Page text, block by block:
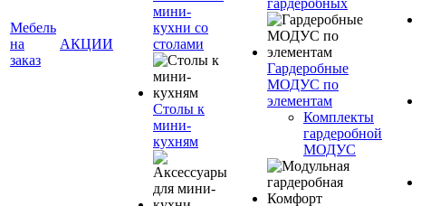
Мебель
на
заказ
АКЦИИ
мини-
кухни со
столами
Столы к
мини-
кухням
гардеробных
Гардеробные
МОДУС по
элементам
Комплекты
гардеробной
МОДУС